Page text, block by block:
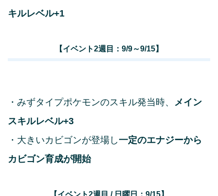
キルレベル+1
【イベント2週目：9/9～9/15】
・みずタイプポケモンのスキル発当時、
メイン
スキルレベル+3
・大きいカビゴンが登場し一定のエナジーから
カビゴン育成が開始
【イベント2週目 / 日曜日：9/15】